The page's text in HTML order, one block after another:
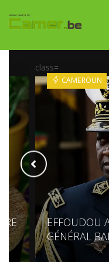
class=
CAMEROUN
EFFOUDOU
GÉNÉRAL